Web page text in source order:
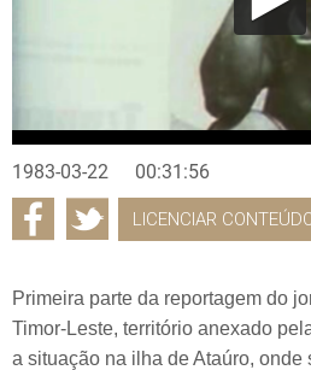
1983-03-22 00:31:56
LICENCIAR
Primeira parte da reportagem do
Timor-Leste, território anexado
a situação na ilha de Ataúro, onde